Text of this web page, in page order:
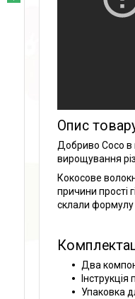
Опис
Добриво Coco в
вирощування
Кокосове
причини прості
склали формулу
Два
Упаковка